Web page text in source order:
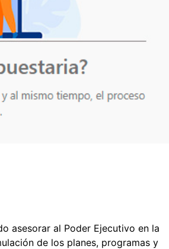
asesorar al Poder Ejecutivo en la
de los planes, programas y